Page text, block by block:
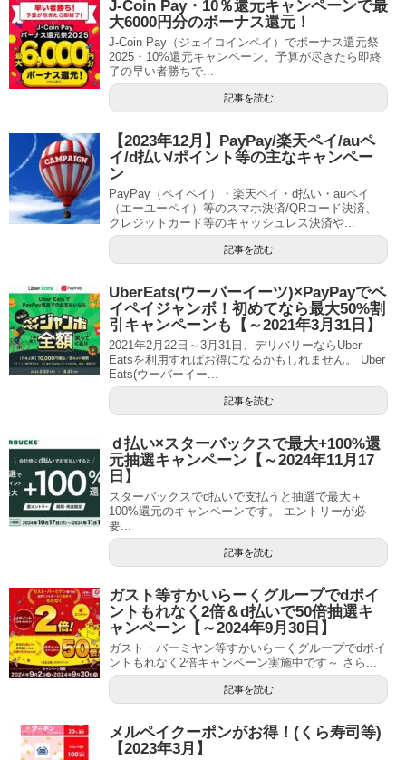
J-Coin Pay・10％還元キャンペーンで最
大6000円分のボーナス還元！
J-Coin Pay（ジェイコインペイ）でボーナス還元祭
2025・10%還元キャンペーン。予算が尽きたら即終
了の早い者勝ちで...
記事を読む
【2023年12月】PayPay/楽天ペイ/auペ
イ/d払い/ポイント等の主なキャンペー
ン
PayPay（ペイペイ）・楽天ペイ・d払い・auペイ
（エーユーペイ）等のスマホ決済/QRコード決済、
クレジットカード等のキャッシュレス決済や...
記事を読む
UberEats(ウーバーイーツ)×PayPayでペ
イペイジャンボ！初めてなら最大50%割
引キャンペーンも【～2021年3月31日】
2021年2月22日～3月31日、デリバリーならUber
Eatsを利用すればお得になるかもしれません。 Uber
Eats(ウーバーイー...
記事を読む
ｄ払い×スターバックスで最大+100%還
元抽選キャンペーン【～2024年11月17
日】
スターバックスでd払いで支払うと抽選で最大＋
100%還元のキャンペーンです。 エントリーが必
要...
記事を読む
ガスト等すかいらーくグループでdポイ
ントもれなく2倍＆d払いで50倍抽選キ
ャンペーン【～2024年9月30日】
ガスト・バーミヤン等すかいらーくグループでdポイ
ントもれなく2倍キャンペーン実施中です～ さら...
記事を読む
メルペイクーポンがお得！(くら寿司等)
【2023年3月】